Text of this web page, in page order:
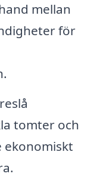
mellan
för
tomter och
ekonomiskt